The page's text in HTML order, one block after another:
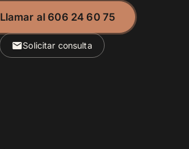
Llamar al 606 24 60 75
Solicitar consulta